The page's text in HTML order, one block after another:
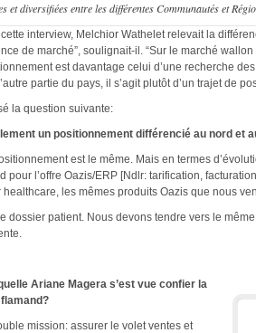
et diversifiées entre les différentes Communautés et
interview, Melchior Wathelet relevait la
de marché”, soulignait-il. “Sur le marché
est davantage celui d’une recherche
partie du pays, il s’agit plutôt d’un trajet de
la question suivante:
un positionnement différencié au nord et
est le même. Mais en termes
pour l’offre Oazis/ERP [Ndlr: tarification,
healthcare, les mêmes produits Oazis que nous
dossier patient. Nous devons tendre vers le
Ariane Magera s’est vue confier la
mission: assurer le volet ventes et